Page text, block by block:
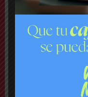
Comuna
Municipio
anuncia plan
Comuna
Delincuentes
Puente Alto y